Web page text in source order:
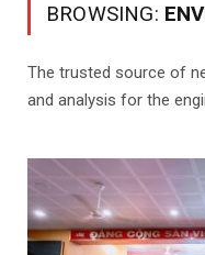
BROWSING:
The trusted source of
and analysis for the